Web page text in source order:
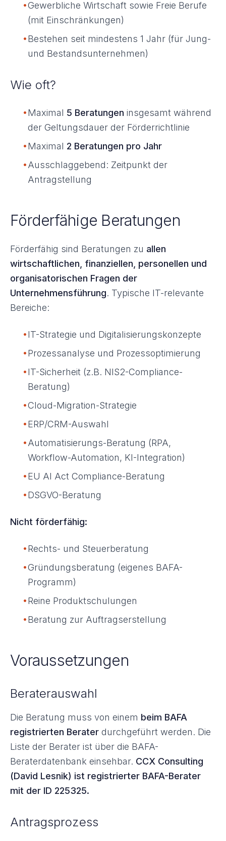
•Gewerbliche Wirtschaft sowie Freie Berufe
(mit Einschränkungen)
•Bestehen seit mindestens 1 Jahr (für Jung-
und Bestandsunternehmen)
Wie oft?
•Maximal 5 Beratungen insgesamt während
der Geltungsdauer der Förderrichtlinie
•Maximal 2 Beratungen pro Jahr
•Ausschlaggebend: Zeitpunkt der
Antragstellung
Förderfähige Beratungen
Förderfähig sind Beratungen zu allen
wirtschaftlichen, finanziellen, personellen und
organisatorischen Fragen der
Unternehmensführung. Typische IT-relevante
Bereiche:
•IT-Strategie und Digitalisierungskonzepte
•Prozessanalyse und Prozessoptimierung
•IT-Sicherheit (z.B. NIS2-Compliance-
Beratung)
•Cloud-Migration-Strategie
•ERP/CRM-Auswahl
•Automatisierungs-Beratung (RPA,
Workflow-Automation, KI-Integration)
•EU AI Act Compliance-Beratung
•DSGVO-Beratung
Nicht förderfähig:
•Rechts- und Steuerberatung
•Gründungsberatung (eigenes BAFA-
Programm)
•Reine Produktschulungen
•Beratung zur Auftragserstellung
Voraussetzungen
Beraterauswahl
Die Beratung muss von einem beim BAFA
registrierten Berater durchgeführt werden. Die
Liste der Berater ist über die BAFA-
Beraterdatenbank einsehbar. CCX Consulting
(David Lesnik) ist registrierter BAFA-Berater
mit der ID 225325.
Antragsprozess